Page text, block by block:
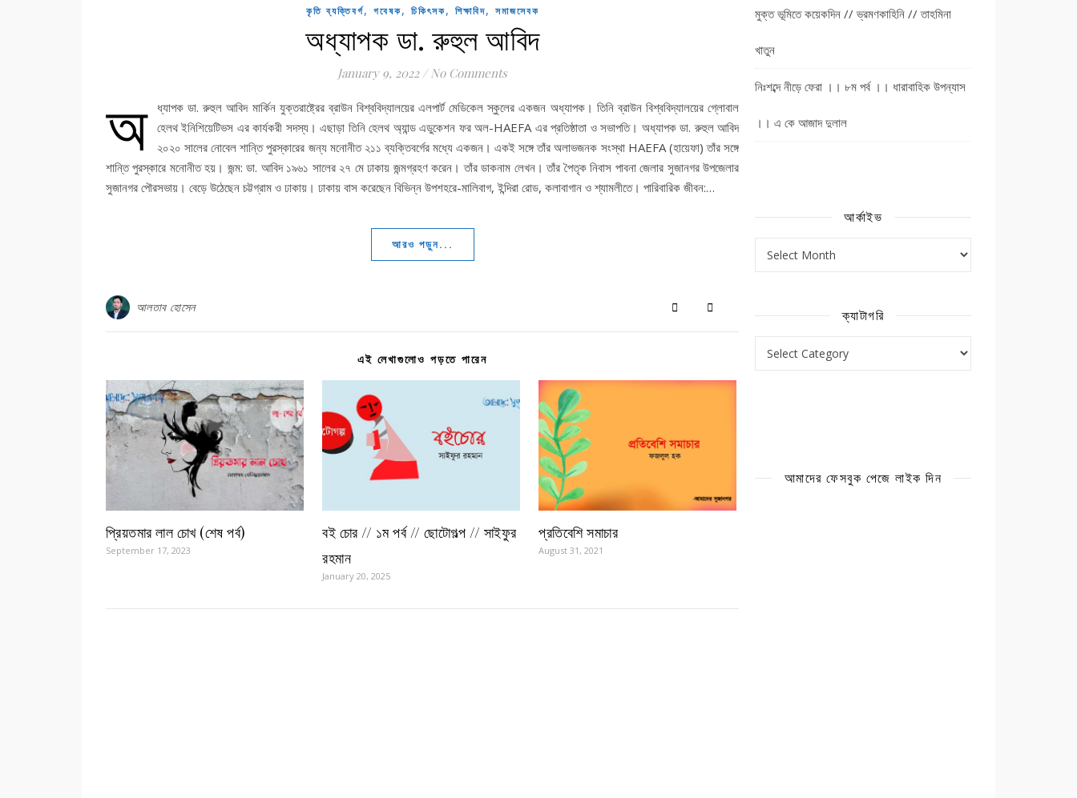
কৃতি ব্যক্তিবর্গ, গবেষক, চিকিৎসক, শিক্ষাবিদ, সমাজসেবক
অধ্যাপক ডা. রুহুল আবিদ
January 9, 2022 / No Comments
অ
ধ্যাপক ডা. রুহুল আবিদ মার্কিন যুক্তরাষ্ট্রের ব্রাউন বিশ্ববিদ্যালয়ের এলপার্ট মেডিকেল স্কুলের একজন অধ্যাপক। তিনি ব্রাউন বিশ্ববিদ্যালয়ের গ্লোবাল
হেলথ ইনিশিয়েটিভস এর কার্যকরী সদস্য। এছাড়া তিনি হেলথ অ্যান্ড এডুকেশন ফর অল-HAEFA এর প্রতিষ্ঠাতা ও সভাপতি। অধ্যাপক ডা. রুহুল আবিদ
২০২০ সালের নোবেল শান্তি পুরস্কারের জন্য মনোনীত ২১১ ব্যক্তিবর্গের মধ্যে একজন। একই সঙ্গে তাঁর অলাভজনক সংস্থা HAEFA (হায়েফা) তাঁর সঙ্গে
শান্তি পুরস্কারে মনোনীত হয়। জন্ম: ডা. আবিদ ১৯৬১ সালের ২৭ মে ঢাকায় জন্মগ্রহণ করেন। তাঁর ডাকনাম লেখন। তাঁর পৈতৃক নিবাস পাবনা জেলার সুজানগর উপজেলার
সুজানগর পৌরসভায়। বেড়ে উঠেছেন চট্টগ্রাম ও ঢাকায়। ঢাকায় বাস করেছেন বিভিন্ন উপশহরে-মালিবাগ, ইন্দিরা রোড, কলাবাগান ও শ্যামলীতে। পারিবারিক জীবন:…
আরও পড়ুন...
আলতাব হোসেন
এই লেখাগুলোও পড়তে পারেন
প্রিয়তমার লাল চোখ (শেষ পর্ব)
September 17, 2023
বই চোর // ১ম পর্ব // ছোটোগল্প // সাইফুর
রহমান
January 20, 2025
প্রতিবেশি সমাচার
August 31, 2021
মুক্ত ভূমিতে কয়েকদিন // ভ্রমণকাহিনি // তাহমিনা
খাতুন
নিঃশব্দে নীড়ে ফেরা ।। ৮ম পর্ব ।। ধারাবাহিক উপন্যাস
।। এ কে আজাদ দুলাল
আর্কাইভ
ক্যাটাগরি
আমাদের ফেসবুক পেজে লাইক দিন